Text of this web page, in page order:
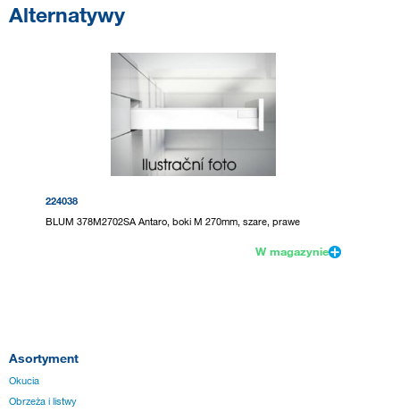
Alternatywy
224038
BLUM 378M2702SA Antaro, boki M 270mm, szare, prawe
W magazynie
Asortyment
Okucia
Obrzeża i listwy